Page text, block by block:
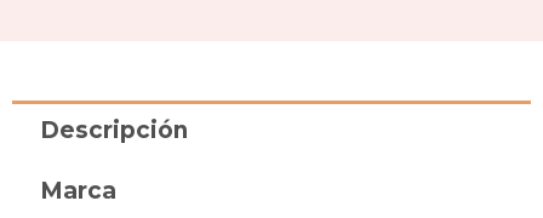
Descripción
Marca